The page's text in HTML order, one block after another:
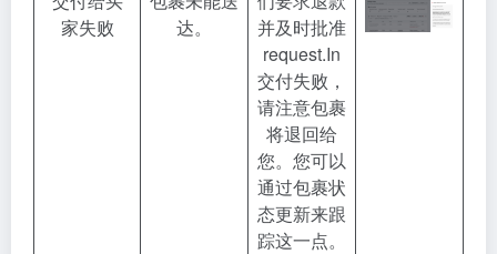
家失败
达。
并及时批准
request.In
交付失败，
请注意包裹
将退回给
您。您可以
通过包裹状
态更新来跟
踪这一点。